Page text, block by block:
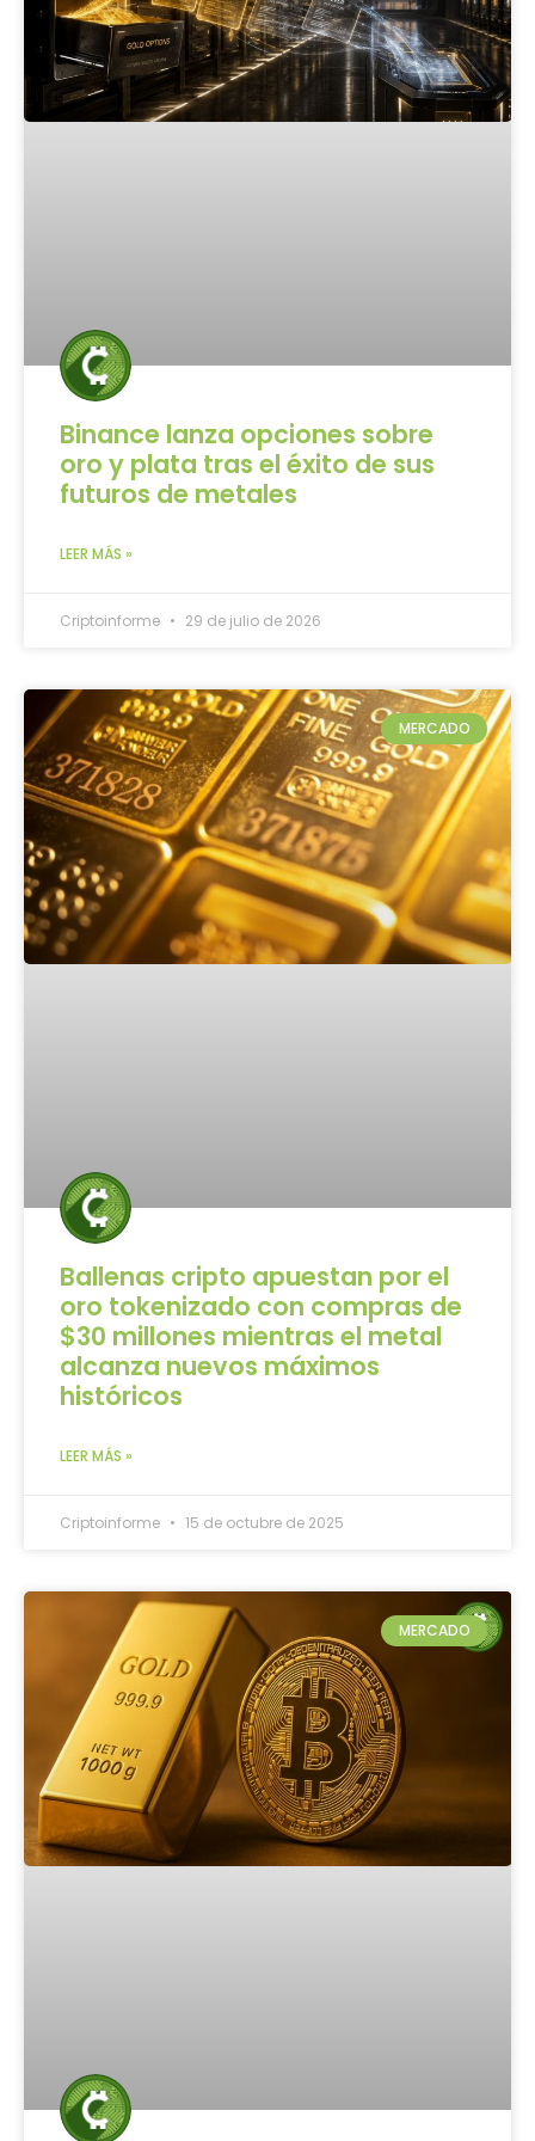
Binance lanza opciones sobre
oro y plata tras el éxito de sus
futuros de metales
LEER MÁS »
Criptoinforme 29 de julio de 2026
MERCADO
Ballenas cripto apuestan por el
oro tokenizado con compras de
$30 millones mientras el metal
alcanza nuevos máximos
históricos
LEER MÁS »
Criptoinforme 15 de octubre de 2025
MERCADO